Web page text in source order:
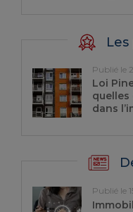
Publié le
Loi
dans
Publié le